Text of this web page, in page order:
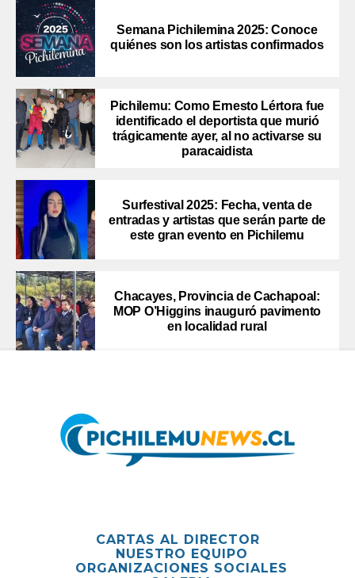
Semana Pichilemina 2025: Conoce
quiénes son los artistas confirmados
Pichilemu: Como Ernesto Lértora fue
identificado el deportista que murió
trágicamente ayer, al no activarse su
paracaidista
Surfestival 2025: Fecha, venta de
entradas y artistas que serán parte de
este gran evento en Pichilemu
Chacayes, Provincia de Cachapoal:
MOP O’Higgins inauguró pavimento
en localidad rural
CARTAS AL DIRECTOR
NUESTRO EQUIPO
ORGANIZACIONES SOCIALES